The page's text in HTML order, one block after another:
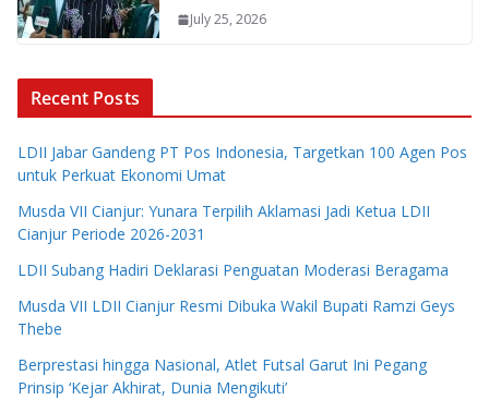
July 25, 2026
Recent Posts
LDII Jabar Gandeng PT Pos Indonesia, Targetkan 100 Agen Pos
untuk Perkuat Ekonomi Umat
Musda VII Cianjur: Yunara Terpilih Aklamasi Jadi Ketua LDII
Cianjur Periode 2026-2031
LDII Subang Hadiri Deklarasi Penguatan Moderasi Beragama
Musda VII LDII Cianjur Resmi Dibuka Wakil Bupati Ramzi Geys
Thebe
Berprestasi hingga Nasional, Atlet Futsal Garut Ini Pegang
Prinsip ‘Kejar Akhirat, Dunia Mengikuti’